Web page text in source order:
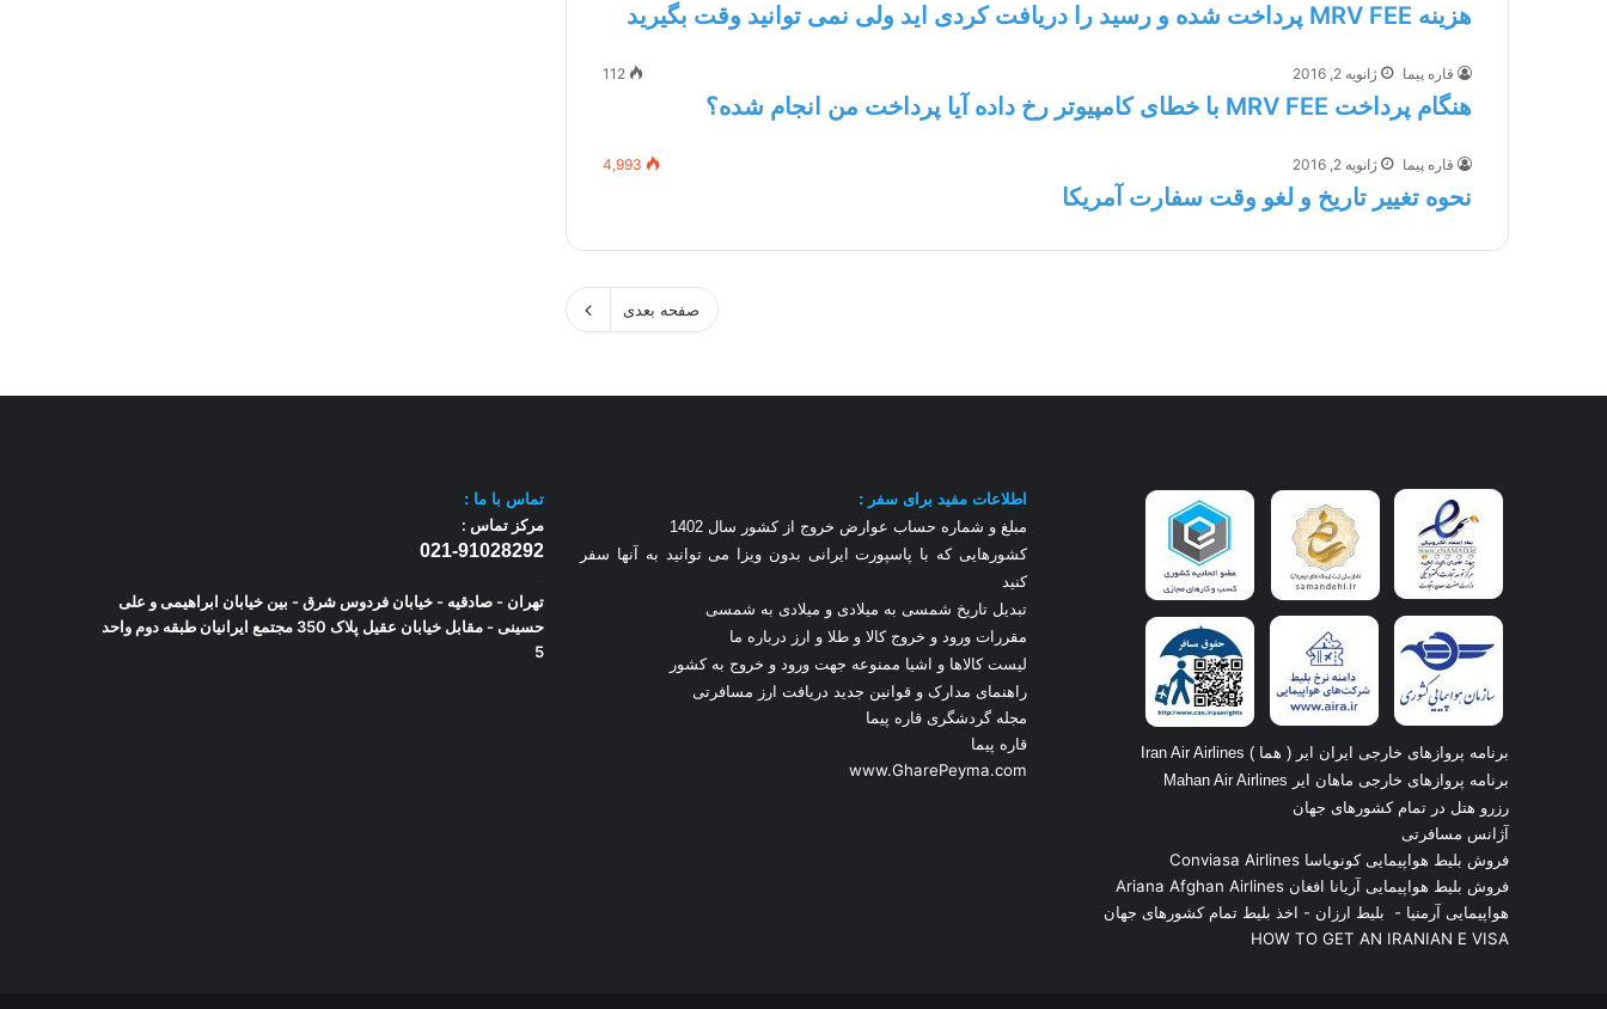
هزینه MRV FEE پرداخت شده و رسید را دریافت کردی اید ولی نمی توانید وقت بگیرید
قاره پیما ژانویه 2, 2016 112
هنگام پرداخت MRV FEE با خطای کامپیوتر رخ داده آیا پرداخت من انجام شده؟
قاره پیما ژانویه 2, 2016 4,993
نحوه تغییر تاریخ و لغو وقت سفارت آمریکا
صفحه بعدی
برنامه پروازهای خارجی ایران ایر ( هما ) Iran Air Airlines
برنامه پروازهای خارجی ماهان ایر Mahan Air Airlines
رزرو هتل در تمام کشورهای جهان
آژانس مسافرتی
فروش بلیط هواپیمایی کونویاسا Conviasa Airlines
فروش بلیط هواپیمایی آریانا افغان Ariana Afghan Airlines
هواپیمایی آرمنیا - بلیط ارزان - اخذ بلیط تمام کشورهای جهان
HOW TO GET AN IRANIAN E VISA
اطلاعات مفید برای سفر :
مبلغ و شماره حساب عوارض خروج از کشور سال 1402
کشورهایی که با پاسپورت ایرانی بدون ویزا می توانید به آنها سفر
کنید
تبدیل تاریخ شمسی به میلادی و میلادی به شمسی
مقررات ورود و خروج کالا و طلا و ارز درباره ما
لیست کالاها و اشیا ممنوعه جهت ورود و خروج به کشور
راهنمای مدارک و قوانین جدید دریافت ارز مسافرتی
مجله گردشگری قاره پیما
قاره پیما
www.GharePeyma.com
تماس با ما :
مرکز تماس :
021-91028292
تهران - صادقیه - خیابان فردوس شرق - بین خیابان ابراهیمی و علی
حسینی - مقابل خیابان عقیل پلاک 350 مجتمع ایرانیان طبقه دوم واحد
5